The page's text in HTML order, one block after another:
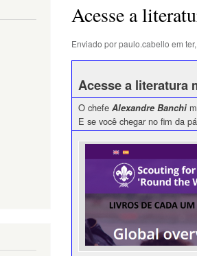
Acesse a
Enviado porpaulo.cabello em
Acesse a literatura
O chefe Alexandre Banchi
E se você chegar no fim da